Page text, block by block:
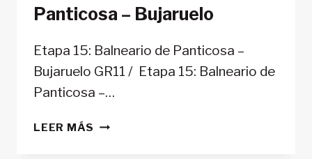
Panticosa – Bujaruelo
Etapa 15: Balneario de Panticosa –
Bujaruelo GR11 / Etapa 15: Balneario de
Panticosa –…
LEER MÁS ETAPA